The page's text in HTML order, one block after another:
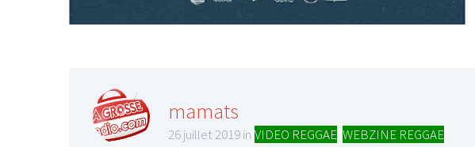
mamats
26 juillet 2019 in VIDEO REGGAE WEBZINE REGGAE